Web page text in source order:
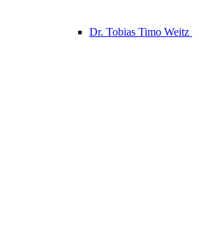
Dr. Tobias Timo Weitz